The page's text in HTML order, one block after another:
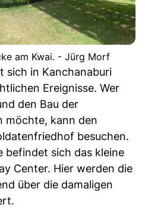
am Kwai. - Jürg Morf
sich in Kanchanaburi
Ereignisse. Wer
den Bau der
möchte, kann den
besuchen.
befindet sich das kleine
Center. Hier werden die
über die damaligen